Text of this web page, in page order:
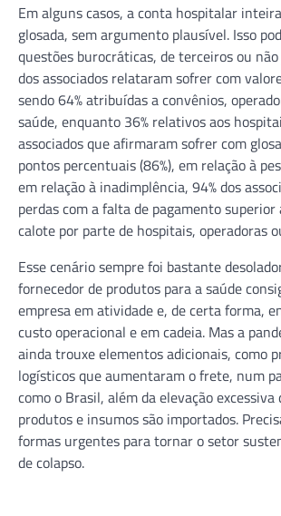
Em alguns casos, a conta hospitalar
glosada, sem argumento plausível. Isso
questões burocráticas, de terceiros ou
dos associados relataram sofrer com
sendo 64% atribuídas a convênios,
saúde, enquanto 36% relativos aos
associados que afirmaram sofrer com
pontos percentuais (86%), em relação à
em relação à inadimplência, 94% dos
perdas com a falta de pagamento superior
calote por parte de hospitais, operadoras
Esse cenário sempre foi bastante
fornecedor de produtos para a saúde
empresa em atividade e, de certa forma,
custo operacional e em cadeia. Mas a
ainda trouxe elementos adicionais, como
logísticos que aumentaram o frete, num
como o Brasil, além da elevação excessiva
produtos e insumos são importados.
formas urgentes para tornar o setor
de colapso.